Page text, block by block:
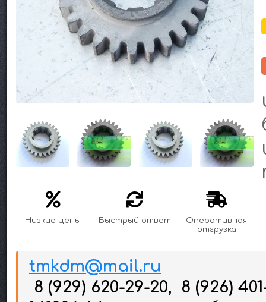
Низкие цены Быстрый ответ
Оперативная
отгрузка
tmkdm@mail.ru
8 (929) 620-29-20, 8 (926)